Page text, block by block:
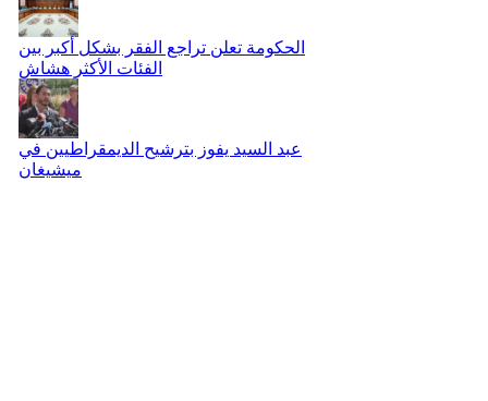
الحكومة تعلن تراجع الفقر بشكل أكبر بين
الفئات الأكثر هشاش
عبد السيد يفوز بترشيح الديمقراطيين في
ميشيغان